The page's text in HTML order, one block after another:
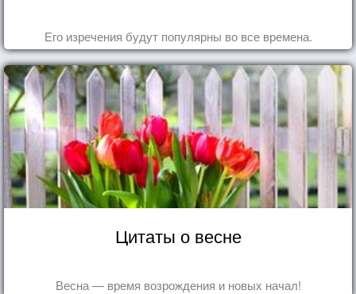
Его изречения будут популярны во все времена.
Цитаты о весне
Весна — время возрождения и новых начал!